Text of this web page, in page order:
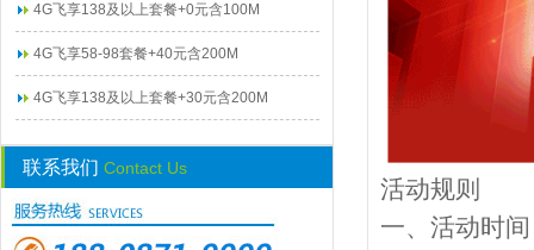
4G飞享138及以上套餐+0元含100M
4G飞享58-98套餐+40元含200M
4G飞享138及以上套餐+30元含200M
联系我们 Contact Us
活动规则
一、活动时